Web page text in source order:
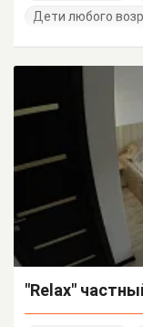
Дети любого
"Relax"